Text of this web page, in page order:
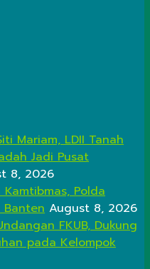
Mariam, LDII Tanah
Jadi Pusat
8, 2026
Polda
Banten August 8, 2026
FKUB, Dukung
pada Kelompok